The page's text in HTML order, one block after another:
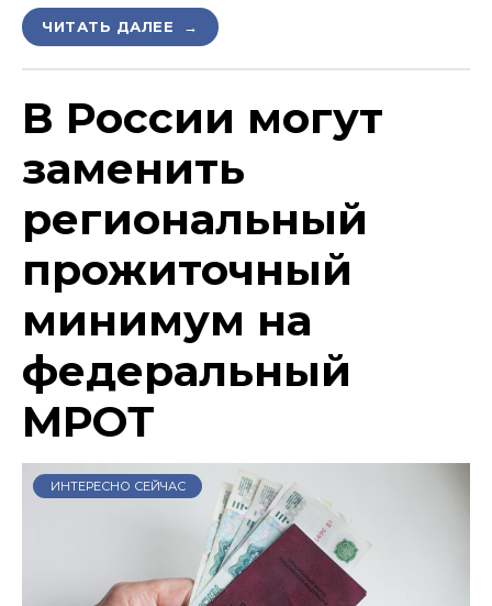
ЧИТАТЬ ДАЛЕЕ →
В России могут
заменить
региональный
прожиточный
минимум на
федеральный
МРОТ
ИНТЕРЕСНО СЕЙЧАС